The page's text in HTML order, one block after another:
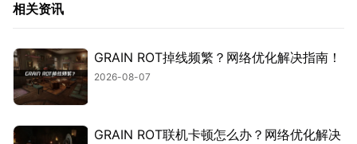
相关资讯
GRAIN ROT掉线频繁？网络优化解决指南！
2026-08-07
GRAIN ROT联机卡顿怎么办？网络优化解决